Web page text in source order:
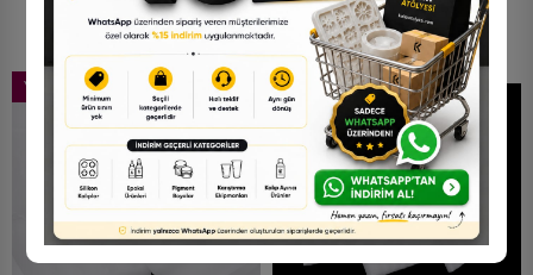
YENI
YENI
STOKTA YOK